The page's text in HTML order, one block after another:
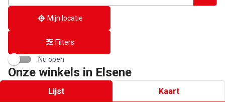
Mijn locatie
Filters
Nu open
Onze winkels in Elsene
Lijst Kaart